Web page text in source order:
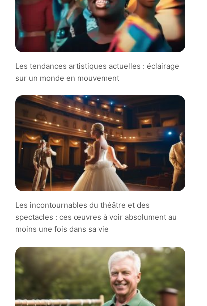
Les tendances artistiques actuelles : éclairage
sur un monde en mouvement
Les incontournables du théâtre et des
spectacles : ces œuvres à voir absolument au
moins une fois dans sa vie